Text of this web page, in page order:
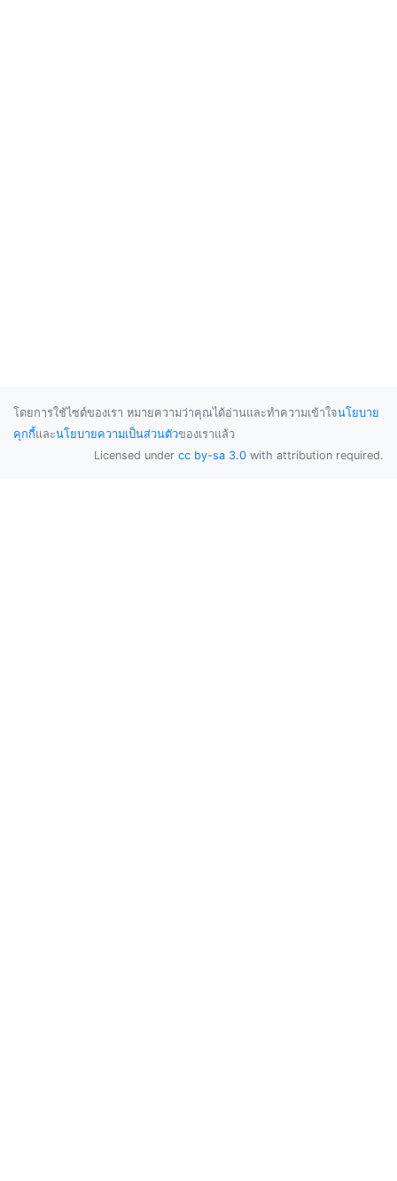
โดยการใช้ไซต์ของเรา หมายความว่าคุณได้อ่านและทำความเข้าใจนโยบาย
คุกกี้และนโยบายความเป็นส่วนตัวของเราแล้ว
Licensed under cc by-sa 3.0 with attribution required.